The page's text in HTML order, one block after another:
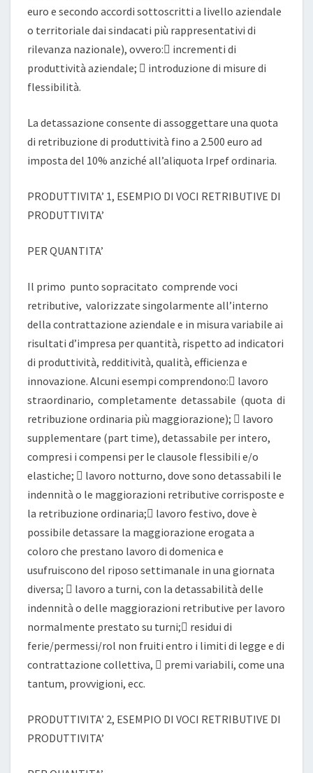
euro e secondo accordi sottoscritti a livello aziendale
o territoriale dai sindacati più rappresentativi di
rilevanza nazionale), ovvero: incrementi di
produttività aziendale;  introduzione di misure di
flessibilità.
La detassazione consente di assoggettare una quota
di retribuzione di produttività fino a 2.500 euro ad
imposta del 10% anziché all’aliquota Irpef ordinaria.
PRODUTTIVITA’ 1, ESEMPIO DI VOCI RETRIBUTIVE DI
PRODUTTIVITA’
PER QUANTITA’
Il primo punto sopracitato comprende voci
retributive, valorizzate singolarmente all’interno
della contrattazione aziendale e in misura variabile ai
risultati d’impresa per quantità, rispetto ad indicatori
di produttività, redditività, qualità, efficienza e
innovazione. Alcuni esempi comprendono: lavoro
straordinario, completamente detassabile (quota di
retribuzione ordinaria più maggiorazione);  lavoro
supplementare (part time), detassabile per intero,
compresi i compensi per le clausole flessibili e/o
elastiche;  lavoro notturno, dove sono detassabili le
indennità o le maggiorazioni retributive corrisposte e
la retribuzione ordinaria; lavoro festivo, dove è
possibile detassare la maggiorazione erogata a
coloro che prestano lavoro di domenica e
usufruiscono del riposo settimanale in una giornata
diversa;  lavoro a turni, con la detassabilità delle
indennità o delle maggiorazioni retributive per lavoro
normalmente prestato su turni; residui di
ferie/permessi/rol non fruiti entro i limiti di legge e di
contrattazione collettiva,  premi variabili, come una
tantum, provvigioni, ecc.
PRODUTTIVITA’ 2, ESEMPIO DI VOCI RETRIBUTIVE DI
PRODUTTIVITA’